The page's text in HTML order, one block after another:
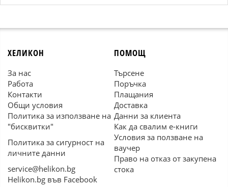
ХЕЛИКОН
За нас
Работа
Контакти
Общи условия
Политика за използване на
"бисквитки"
Политика за сигурност на
личните данни
service@helikon.bg
Helikon.bg във Facebook
ПОМОЩ
Търсене
Поръчка
Плащания
Доставка
Данни за клиента
Как да свалим е-книги
Условия за ползване на
ваучер
Право на отказ от закупена
стока